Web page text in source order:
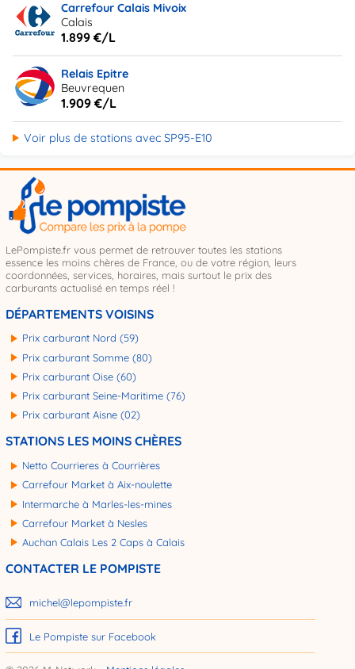
Carrefour Calais Mivoix
Calais
1.899 €/L
Relais Epitre
Beuvrequen
1.909 €/L
Voir plus de stations avec SP95-E10
LePompiste.fr vous permet de retrouver toutes les stations
essence les moins chères de France, ou de votre région, leurs
coordonnées, services, horaires, mais surtout le prix des
carburants actualisé en temps réel !
DÉPARTEMENTS VOISINS
Prix carburant Nord (59)
Prix carburant Somme (80)
Prix carburant Oise (60)
Prix carburant Seine-Maritime (76)
Prix carburant Aisne (02)
STATIONS LES MOINS CHÈRES
Netto Courrieres à Courrières
Carrefour Market à Aix-noulette
Intermarche à Marles-les-mines
Carrefour Market à Nesles
Auchan Calais Les 2 Caps à Calais
CONTACTER LE POMPISTE
michel@lepompiste.fr
Le Pompiste sur Facebook